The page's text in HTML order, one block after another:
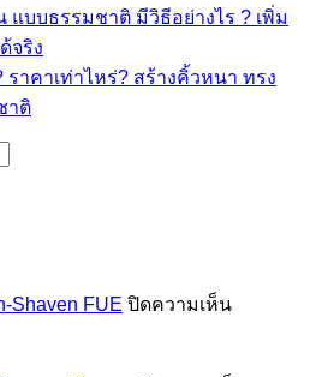
แบบธรรมชาติ มีวิธีอย่างไร ? เพิ่ม
จริง
าคาเท่าไหร่? สร้างคิ้วหนา ทรง
าติ
Shaven FUE ปิดความเห็นบน